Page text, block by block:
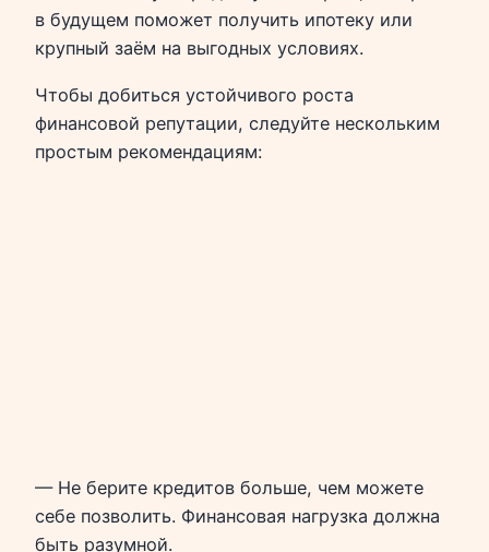
в будущем поможет получить ипотеку или
крупный заём на выгодных условиях.
Чтобы добиться устойчивого роста
финансовой репутации, следуйте нескольким
простым рекомендациям:
— Не берите кредитов больше, чем можете
себе позволить. Финансовая нагрузка должна
быть разумной.